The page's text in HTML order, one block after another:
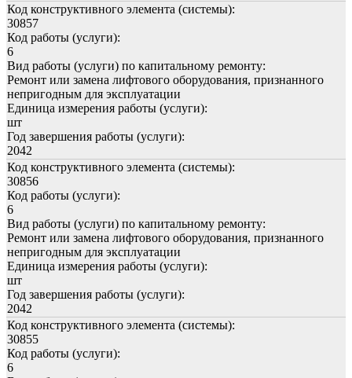
Код конструктивного элемента (системы):
30857
Код работы (услуги):
6
Вид работы (услуги) по капитальному ремонту:
Ремонт или замена лифтового оборудования, признанного
непригодным для эксплуатации
Единица измерения работы (услуги):
шт
Год завершения работы (услуги):
2042
Код конструктивного элемента (системы):
30856
Код работы (услуги):
6
Вид работы (услуги) по капитальному ремонту:
Ремонт или замена лифтового оборудования, признанного
непригодным для эксплуатации
Единица измерения работы (услуги):
шт
Год завершения работы (услуги):
2042
Код конструктивного элемента (системы):
30855
Код работы (услуги):
6